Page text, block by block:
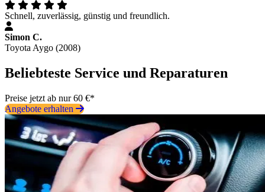
Schnell, zuverlässig, günstig und freundlich.
Simon C.
Toyota Aygo (2008)
Beliebteste Service und Reparaturen
Preise jetzt ab nur 60 €*
Angebote erhalten